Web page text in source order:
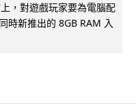
，對遊戲玩家要為電腦配
時新推出的 8GB RAM 入